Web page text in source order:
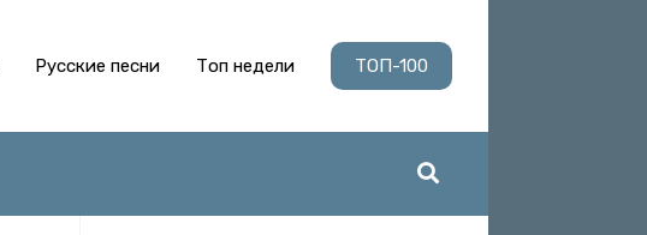
Русские песни Топ недели ТОП-100